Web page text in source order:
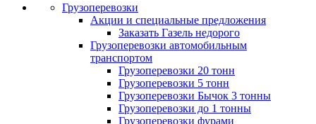
Грузоперевозки
Акции и специальные предложения
Заказать Газель недорого
Грузоперевозки автомобильным
транспортом
Грузоперевозки 20 тонн
Грузоперевозки 5 тонн
Грузоперевозки Бычок 3 тонны
Грузоперевозки до 1 тонны
Грузоперевозки фурами